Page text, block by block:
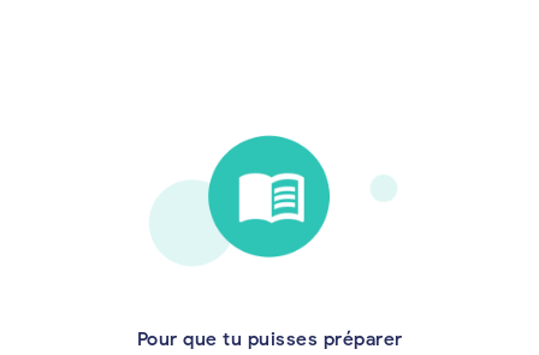
Pour que tu puisses préparer